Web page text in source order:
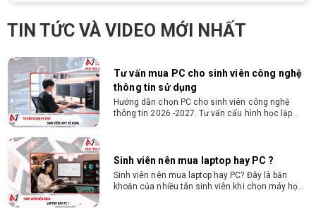
TIN TỨC VÀ VIDEO MỚI NHẤT
SketchUp mạnh, mượt, giá ổn
Tìm hiểu ngay cấu hình máy tính học AutoCAD
Revit SketchUp mạnh, mượt, tối ưu chi phí giúp
Tư vấn mua PC cho sinh viên công nghệ
thông tin sử dụng
Hướng dẫn chọn PC cho sinh viên công nghệ
thông tin 2026 -2027. Tư vấn cấu hình học lập
Sinh viên nên mua laptop hay PC ?
Sinh viên nên mua laptop hay PC? Đây là băn
khoăn của nhiều tân sinh viên khi chọn máy học